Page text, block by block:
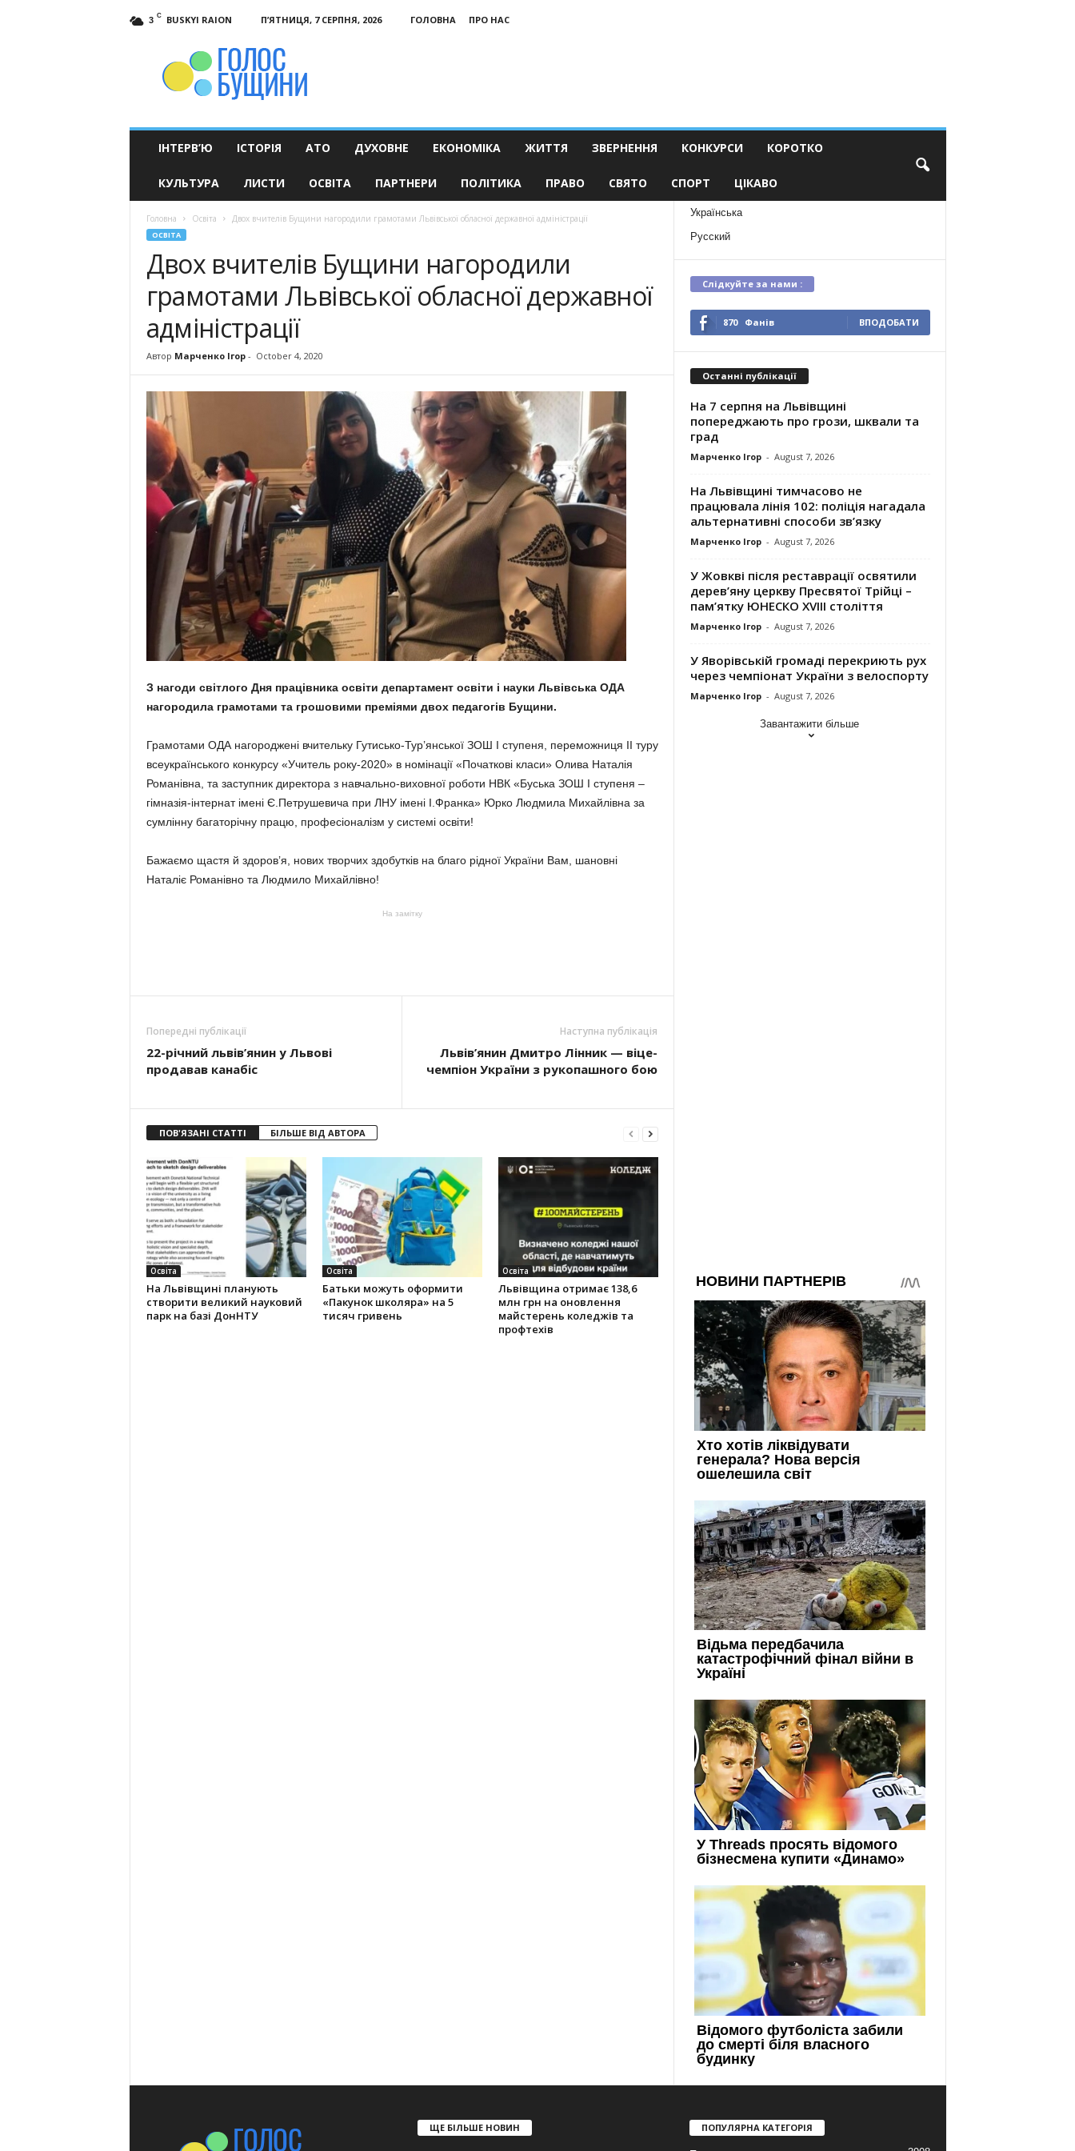
3 C BUSKYI RAION П’ЯТНИЦЯ, 7 СЕРПНЯ, 2026 ГОЛОВНА
ПРО НАС
ІНТЕРВ’Ю ІСТОРІЯ АТО ДУХОВНЕ ЕКОНОМІКА ЖИТТЯ ЗВЕРНЕННЯ КОНКУРСИ КОРОТКО
КУЛЬТУРА ЛИСТИ ОСВІТА ПАРТНЕРИ ПОЛІТИКА ПРАВО СВЯТО СПОРТ ЦІКАВО
Головна Освіта Двох вчителів Бущини нагородили грамотами Львівської обласної державної адміністрації
ОСВІТА
Двох вчителів Бущини нагородили
грамотами Львівської обласної державної
адміністрації
Автор Марченко Ігор- October 4, 2020
З нагоди світлого Дня працівника освіти департамент освіти і науки Львівська ОДА
нагородила грамотами та грошовими преміями двох педагогів Бущини.
Грамотами ОДА нагороджені вчительку Гутисько-Тур’янської ЗОШ І ступеня, переможниця ІІ туру
всеукраїнського конкурсу «Учитель року-2020» в номінації «Початкові класи» Олива Наталія
Романівна, та заступник директора з навчально-виховної роботи НВК «Буська ЗОШ І ступеня –
гімназія-інтернат імені Є.Петрушевича при ЛНУ імені І.Франка» Юрко Людмила Михайлівна за
сумлінну багаторічну працю, професіоналізм у системі освіти!
Бажаємо щастя й здоров’я, нових творчих здобутків на благо рідної України Вам, шановні
Наталіє Романівно та Людмило Михайлівно!
На замітку
Попередні публікації
22-річний львів’янин у Львові
продавав канабіс
Наступна публікація
Львів’янин Дмитро Лінник — віце-
чемпіон України з рукопашного бою
ПОВ'ЯЗАНІ СТАТТІ БІЛЬШЕ ВІД АВТОРА
Освіта
На Львівщині планують
створити великий науковий
парк на базі ДонНТУ
Освіта
Батьки можуть оформити
«Пакунок школяра» на 5
тисяч гривень
Освіта
Львівщина отримає 138,6
млн грн на оновлення
майстерень коледжів та
профтехів
Українська
Русский
Слідкуйте за нами :
870 Фанів ВПОДОБАТИ
Останні публікації
На 7 серпня на Львівщині
попереджають про грози, шквали та
град
Марченко Ігор - August 7, 2026
На Львівщині тимчасово не
працювала лінія 102: поліція нагадала
альтернативні способи зв’язку
Марченко Ігор - August 7, 2026
У Жовкві після реставрації освятили
дерев’яну церкву Пресвятої Трійці –
пам’ятку ЮНЕСКО XVIII століття
Марченко Ігор - August 7, 2026
У Яворівській громаді перекриють рух
через чемпіонат України з велоспорту
Марченко Ігор - August 7, 2026
Завантажити більше
ЩЕ БІЛЬШЕ НОВИН ПОПУЛЯРНА КАТЕГОРІЯ